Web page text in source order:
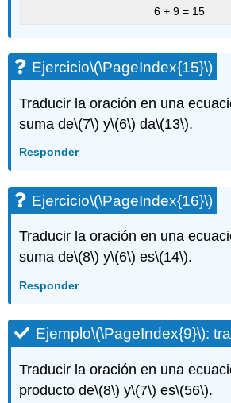
6 + 9 = 15
Ejercicio\(\PageIndex{15}\)
Traducir la oración en una
suma de\(7\) y\(6\) da\(13\).
Responder
Ejercicio\(\PageIndex{16}\)
Traducir la oración en una
suma de\(8\) y\(6\) es\(14\).
Responder
Ejemplo\(\PageIndex{9}\):
Traducir la oración en una
producto de\(8\) y\(7\) es\(56\).